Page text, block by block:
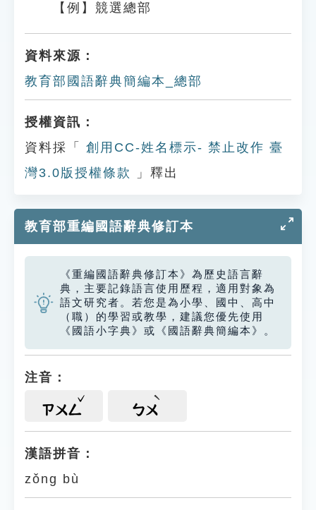
【例】競選總部
資料來源：
教育部國語辭典簡編本_總部
授權資訊：
資料採「
創用CC-姓名標示- 禁止改作 臺
灣3.0版授權條款
」釋出
教育部重編國語辭典修訂本
《重編國語辭典修訂本》為歷史語言辭
典，主要記錄語言使用歷程，適用對象為
語文研究者。若您是為小學、國中、高中
（職）的學習或教學，建議您優先使用
《國語小字典》或《國語辭典簡編本》。
注音：
ㄗㄨㄥ ㄅㄨ
漢語拼音：
zǒng bù